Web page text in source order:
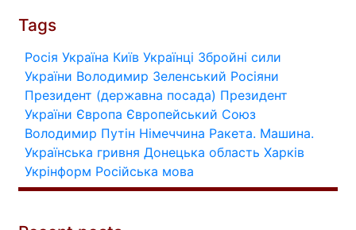
Tags
Росія Україна Київ Українці Збройні сили
України Володимир Зеленський Росіяни
Президент (державна посада) Президент
України Європа Європейський Союз
Володимир Путін Німеччина Ракета. Машина.
Українська гривня Донецька область Харків
Укрінформ Російська мова